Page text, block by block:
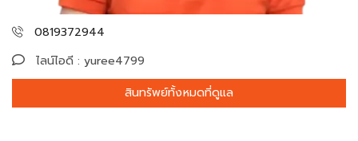
0819372944
ไลน์ไอดี : yuree4799
สินทรัพย์ทั้งหมดที่ดูแล